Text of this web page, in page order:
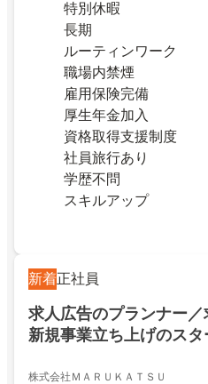
特別休暇
長期
ルーティンワーク
職場内禁煙
雇用保険完備
厚生年金加入
資格取得支援制度
社員旅行あり
学歴不問
スキルアップ
新着正社員
求人広告のプランナー
新規事業立ち上げのス
株式会社ＭＡＲＵＫＡＴＳＵ